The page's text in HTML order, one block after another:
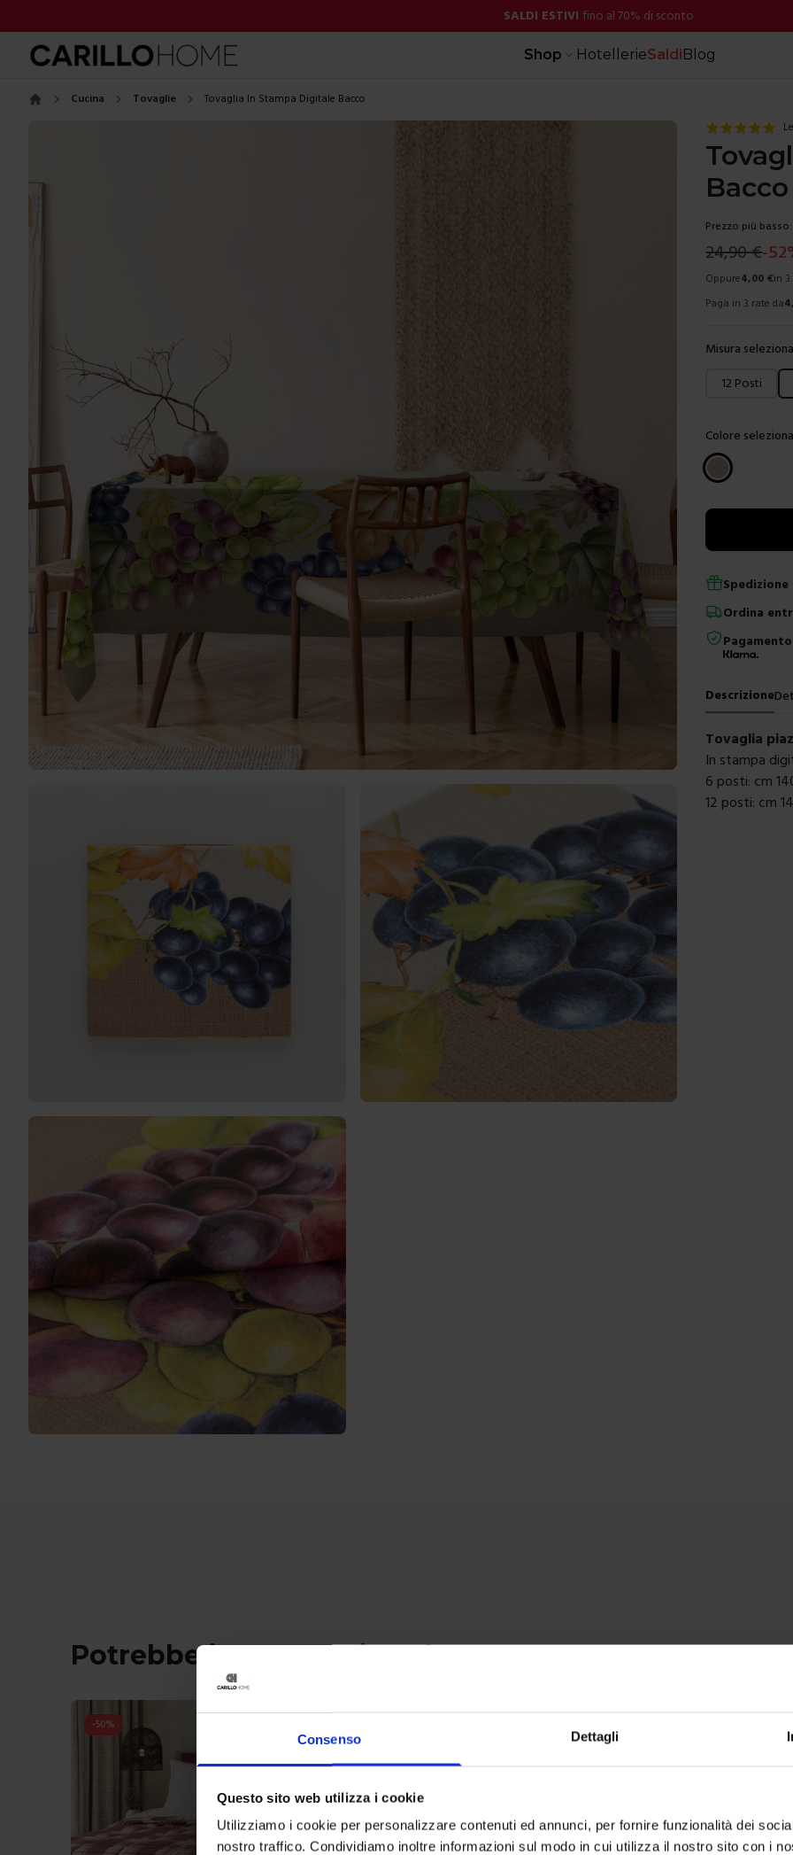
Consenso Dettagli
Questo sito web utilizza i cookie
Utilizziamo i cookie per personalizzare contenuti ed annunci, per fornire funzionalità dei
nostro traffico. Condividiamo inoltre informazioni sul modo in cui utilizza il nostro sito con i
SALDI ESTIVI fino al 70% di sconto
Shop HotellerieSaldiBlog
Cucina Tovaglie Tovaglia In Stampa Digitale Bacco
Bacco
Prezzo più basso:
24,90€-52
Oppure4,00 €in
Paga in 3 rate da
Misura
Scegli una
12 Posti
Colore
Scegli un colore
Ordina
Descrizione
Tovaglia
In stampa
6 posti: cm
12 posti: cm
Potrebbe interessarti anche
-50%